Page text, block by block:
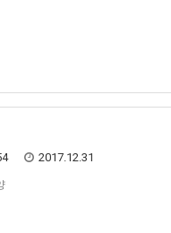
2017.12.31